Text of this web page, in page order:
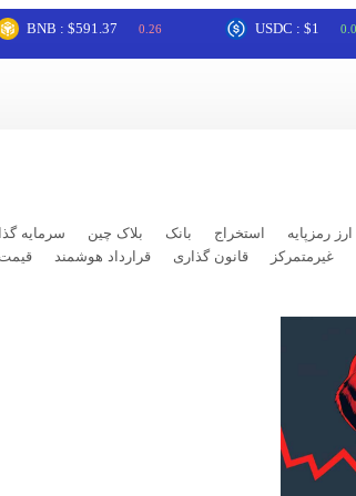
: $591.37 0.26 USDC : $1 0.01
ارز رمزپایه استخراج بانک بلاک چین سرمایه
غیرمتمرکز قانون گذاری قرارداد هوشمند